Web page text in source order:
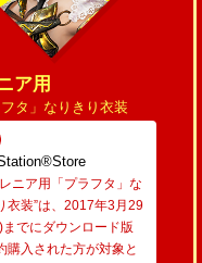
ア用
フタ」なりきり衣装
ニア用「プラフタ」な
衣装”は、2017年3月29
までにダウンロード版
購入された方が対象と